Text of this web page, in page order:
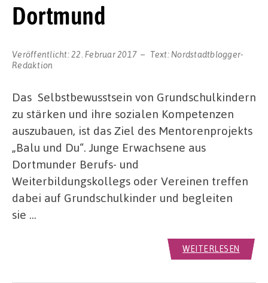
Dortmund
Veröffentlicht:22. Februar 2017 Text: Nordstadtblogger-
Redaktion
Das Selbstbewusstsein von Grundschulkindern
zu stärken und ihre sozialen Kompetenzen
auszubauen, ist das Ziel des Mentorenprojekts
„Balu und Du“. Junge Erwachsene aus
Dortmunder Berufs- und
Weiterbildungskollegs oder Vereinen treffen
dabei auf Grundschulkinder und begleiten
sie …
WEITERLESEN